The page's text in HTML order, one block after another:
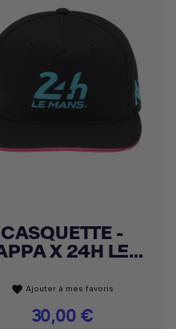
Achat express
CASQUETTE -
X 24H LE...
favorite Ajouter à mes favoris
Prix
30,00 €